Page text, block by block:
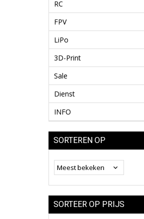
RC
FPV
LiPo
3D-Print
Sale
Dienst
INFO
SORTEREN OP
SORTEER OP PRIJS